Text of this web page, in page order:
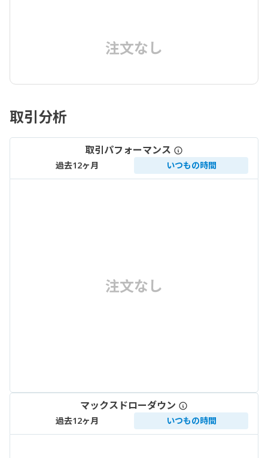
注文なし
取引分析
取引パフォーマンス
過去12ヶ月 いつもの時間
注文なし
マックスドローダウン
過去12ヶ月 いつもの時間